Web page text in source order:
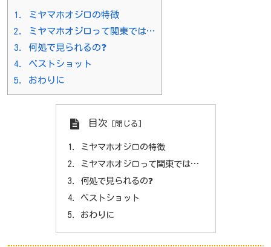
1.
ミヤマホオジロの特徴
2.
ミヤマホオジロって関東では…
3.
何処で見られるの❓
4.
ベストショット
5.
おわりに
目次
ミヤマホオジロの特徴
ミヤマホオジロって関東では…
何処で見られるの❓
ベストショット
おわりに